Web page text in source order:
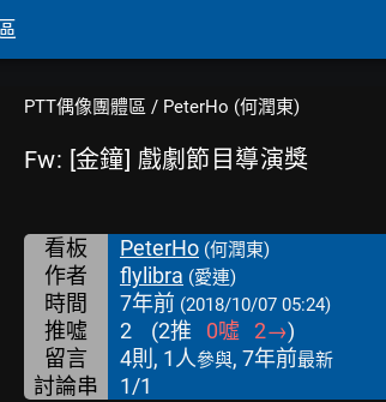
PTT偶像團體區 / PeterHo (何潤東)
Fw: [金鐘] 戲劇節目導演獎
看板 PeterHo (何潤東)
作者 flylibra (愛連)
時間 7年前 (2018/10/07 05:24)
推噓 2 (2推 0噓 2→)
留言
4則, 1人參與, 7年前最新
討論串 1/1